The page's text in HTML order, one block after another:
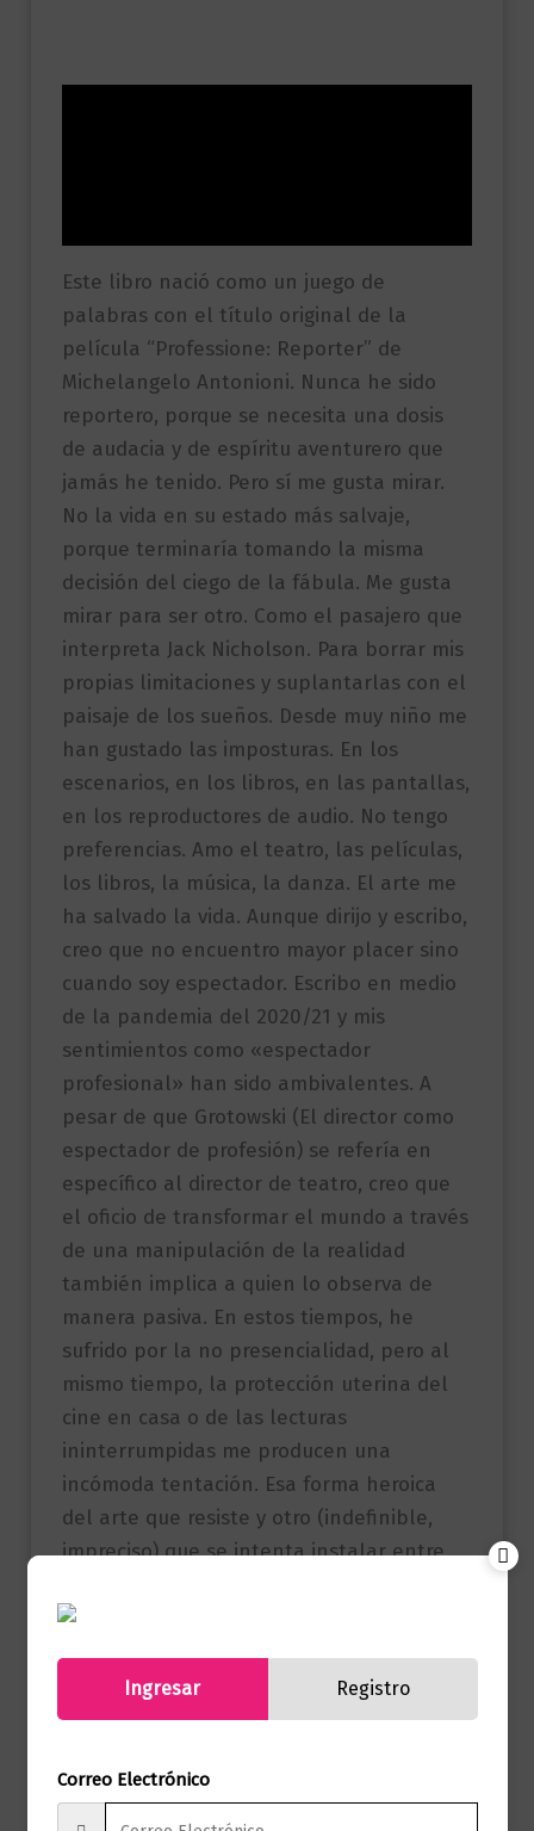
Este libro nació como un juego de
palabras con el título original de la
película “Professione: Reporter” de
Michelangelo Antonioni. Nunca he sido
reportero, porque se necesita una dosis
de audacia y de espíritu aventurero que
jamás he tenido. Pero sí me gusta mirar.
No la vida en su estado más salvaje,
porque terminaría tomando la misma
decisión del ciego de la fábula. Me gusta
mirar para ser otro. Como el pasajero que
interpreta Jack Nicholson. Para borrar mis
propias limitaciones y suplantarlas con el
paisaje de los sueños. Desde muy niño me
han gustado las imposturas. En los
escenarios, en los libros, en las pantallas,
en los reproductores de audio. No tengo
preferencias. Amo el teatro, las películas,
los libros, la música, la danza. El arte me
ha salvado la vida. Aunque dirijo y escribo,
creo que no encuentro mayor placer sino
cuando soy espectador. Escribo en medio
de la pandemia del 2020/21 y mis
sentimientos como «espectador
profesional» han sido ambivalentes. A
pesar de que Grotowski (El director como
espectador de profesión) se refería en
específico al director de teatro, creo que
el oficio de transformar el mundo a través
de una manipulación de la realidad
también implica a quien lo observa de
manera pasiva. En estos tiempos, he
sufrido por la no presencialidad, pero al
mismo tiempo, la protección uterina del
cine en casa o de las lecturas
ininterrumpidas me producen una
incómoda tentación. Esa forma heroica
del arte que resiste y otro (indefinible,
impreciso) que se intenta instalar entre
lado de la puerta”. Sandro Romero Rey
Referencia
(ISBN)
9789584297709
Marca
Ingresar Registro
Correo Electrónico